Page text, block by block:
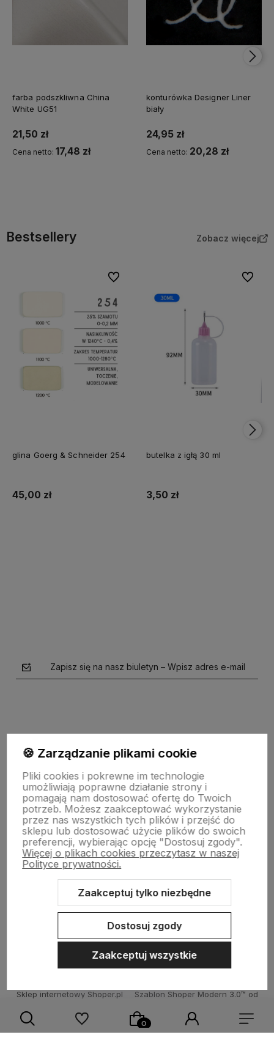
farba podszkliwna China
White UG51
21,50 zł
Cena netto: 17,48 zł
konturówka Designer Liner
biały
24,95 zł
Cena netto: 20,28 zł
Bestsellery Zobacz więcej
glina Goerg & Schneider 254
45,00 zł
Do ulubionych
butelka z igłą 30 ml
3,50 zł
Do
Zapisz się na nasz biuletyn – Wpisz adres e-mail
polityce prywatności
SKLEPOWY NIEZBĘDNIK
BAZA WIEDZY
Sklep internetowy Shoper.pl Szablon Shoper Modern 3.0™ od
🍪 Zarządzanie plikami cookie
Pliki cookies i pokrewne im technologie
umożliwiają poprawne działanie strony i
pomagają nam dostosować ofertę do Twoich
potrzeb. Możesz zaakceptować wykorzystanie
przez nas wszystkich tych plików i przejść do
sklepu lub dostosować użycie plików do swoich
preferencji, wybierając opcję "Dostosuj zgody".
Więcej o plikach cookies przeczytasz w naszej
Polityce prywatności.
Zaakceptuj tylko niezbędne
Dostosuj zgody
Zaakceptuj wszystkie